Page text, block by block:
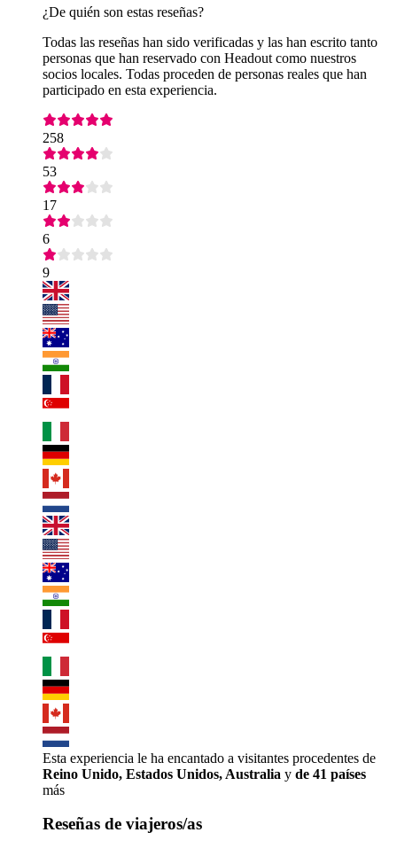
¿De quién son estas reseñas?
Todas las reseñas han sido verificadas y las han escrito tanto
personas que han reservado con Headout como nuestros
socios locales. Todas proceden de personas reales que han
participado en esta experiencia.
258
53
17
6
9
Esta experiencia le ha encantado a visitantes procedentes de
Reino Unido, Estados Unidos, Australia y de 41 países
más
Reseñas de viajeros/as